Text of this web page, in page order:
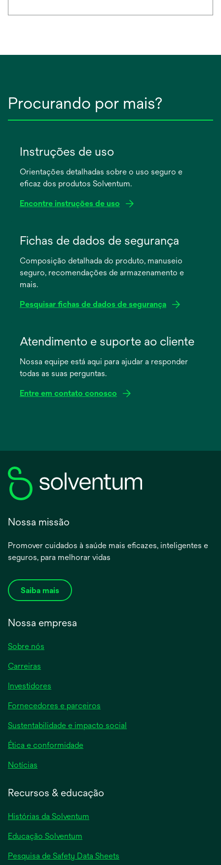
Procurando por mais?
Instruções de uso
Orientações detalhadas sobre o uso seguro e
eficaz dos produtos Solventum.
Encontre instruções de uso
nova
guia
Fichas de dados de segurança
Composição detalhada do produto, manuseio
seguro, recomendações de armazenamento e
mais.
Pesquisar fichas de dados de segurança
nova
guia
Atendimento e suporte ao cliente
Nossa equipe está aqui para ajudar a responder
todas as suas perguntas.
Entre em contato conosco
Nossa missão
Promover cuidados à saúde mais eficazes, inteligentes e
seguros, para melhorar vidas
Saiba mais
Nossa empresa
Sobre nós
Carreiras
Investidores
Fornecedores e parceiros
Sustentabilidade e impacto social
Ética e conformidade
Notícias
Recursos & educação
Histórias da Solventum
Educação Solventum
Pesquisa de Safety Data Sheets